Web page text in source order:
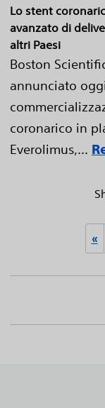
Lo stent
avanzato di
altri Paesi
Boston
annunciato
coronarico in
Everolimus,...
«